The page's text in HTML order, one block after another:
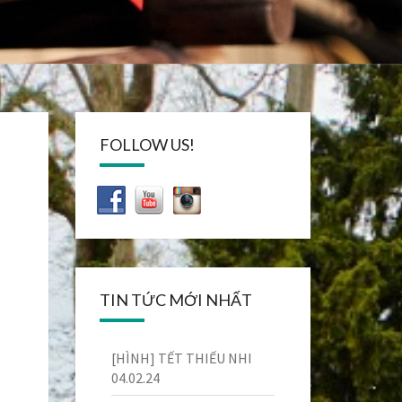
FOLLOW US!
TIN TỨC MỚI NHẤT
[HÌNH] TẾT THIẾU NHI
04.02.24